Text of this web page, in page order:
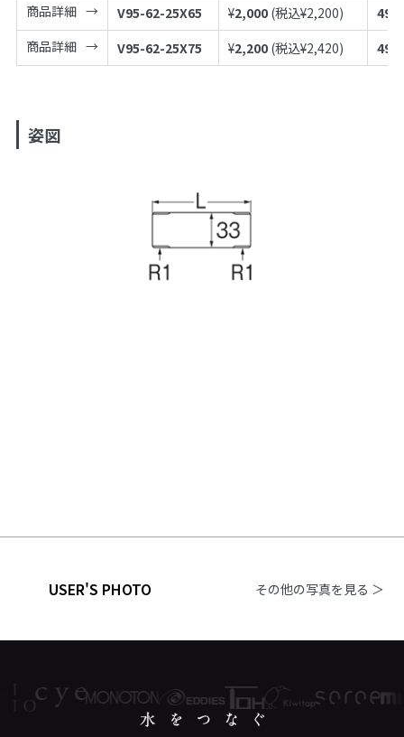
商品詳細
V95-62-25X65 ¥2,000 (税込¥2,200)
商品詳細
V95-62-25X75 ¥2,200 (税込¥2,420)
姿図
USER'S PHOTO その他の写真を見る ＞